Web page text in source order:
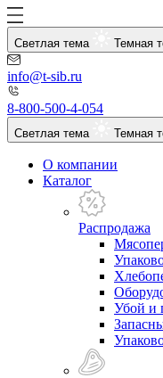
Светлая тема Темная
info@t-sib.ru
8-800-500-4-054
Светлая тема Темная
О компании
Каталог
Распродажа
Убой и